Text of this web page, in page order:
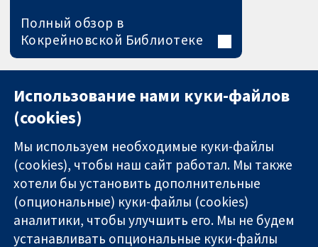
Полный обзор в
Кокрейновской Библиотеке
11-13 Cavendish
Связаться с
Использование нами куки-файлов
(cookies)
Мы используем необходимые куки-файлы
(cookies), чтобы наш сайт работал. Мы также
хотели бы установить дополнительные
(опциональные) куки-файлы (cookies)
аналитики, чтобы улучшить его. Мы не будем
устанавливать опциональные куки-файлы